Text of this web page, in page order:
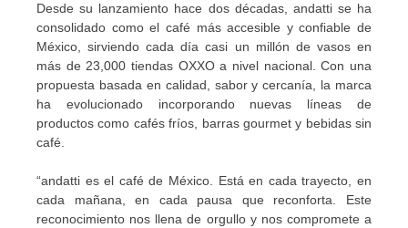
Desde su lanzamiento hace dos décadas, andatti se ha
consolidado como el café más accesible y confiable de
México, sirviendo cada día casi un millón de vasos en
más de 23,000 tiendas OXXO a nivel nacional. Con una
propuesta basada en calidad, sabor y cercanía, la marca
ha evolucionado incorporando nuevas líneas de
productos como cafés fríos, barras gourmet y bebidas sin
café.
“andatti es el café de México. Está en cada trayecto, en
cada mañana, en cada pausa que reconforta. Este
reconocimiento nos llena de orgullo y nos compromete a